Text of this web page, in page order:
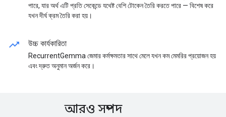
পারে, যার অর্থ এটি প্রতি সেকেন্ডে যথেষ্ট বেশি টোকেন তৈরি করতে পারে — বিশেষ করে
যখন দীর্ঘ ক্রম তৈরি করা হয়।
trending_up উচ্চ কার্যকারিতা
RecurrentGemma জেমার কর্মক্ষমতার সাথে মেলে যখন কম মেমরির প্রয়োজন হয়
এবং দ্রুত অনুমান অর্জন করে।
আরও সম্পদ